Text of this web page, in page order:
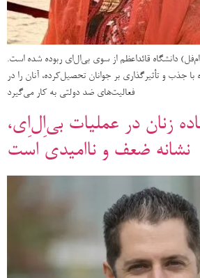
دانشگاه قائداعظم از سوی بی‌ال‌ای ربوده شده است.
جذب و تأثیرگذاری بر جوانان تحصیل‌کرده، آنان را در
فعالیت‌های ضد دولتی به کار می‌گیرد
زنان در عملیات بی‌اِل‌اِی،
نشانه ضعف و ناامیدی است